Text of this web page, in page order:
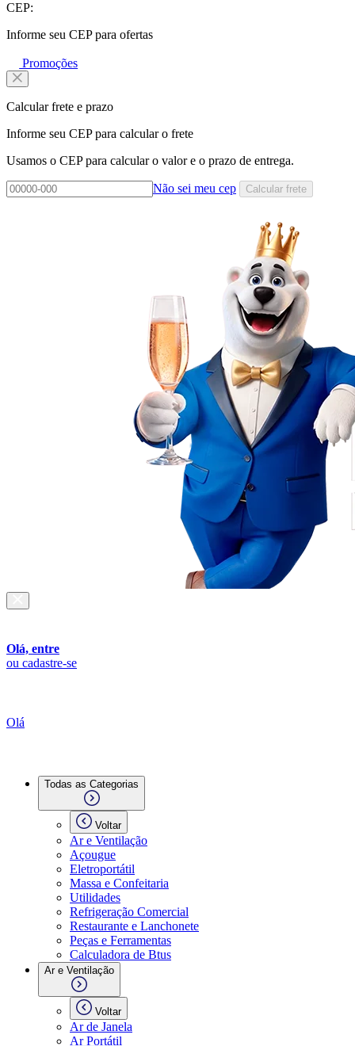
CEP:
Informe seu CEP para ofertas
Promoções
Calcular frete e prazo
Informe seu CEP para calcular o frete
Usamos o CEP para calcular o valor e o prazo de entrega.
Não sei meu cep Calcular frete
Olá, entre
ou cadastre-se
Olá
Todas as Categorias
Voltar
Ar e Ventilação
Açougue
Eletroportátil
Massa e Confeitaria
Utilidades
Refrigeração Comercial
Restaurante e Lanchonete
Peças e Ferramentas
Calculadora de Btus
Ar e Ventilação
Voltar
Ar de Janela
Ar Portátil